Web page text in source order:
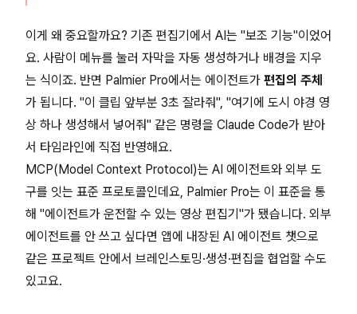
이게 왜 중요할까요? 기존 편집기에서 AI는 "보조 기능"이었어
요. 사람이 메뉴를 눌러 자막을 자동 생성하거나 배경을 지우
는 식이죠. 반면 Palmier Pro에서는 에이전트가 편집의 주체
가 됩니다. "이 클립 앞부분 3초 잘라줘", "여기에 도시 야경 영
상 하나 생성해서 넣어줘" 같은 명령을 Claude Code가 받아
서 타임라인에 직접 반영해요.
MCP(Model Context Protocol)는 AI 에이전트와 외부 도
구를 잇는 표준 프로토콜인데요, Palmier Pro는 이 표준을 통
해 "에이전트가 운전할 수 있는 영상 편집기"가 됐습니다. 외부
에이전트를 안 쓰고 싶다면 앱에 내장된 AI 에이전트 챗으로
같은 프로젝트 안에서 브레인스토밍·생성·편집을 협업할 수도
있고요.